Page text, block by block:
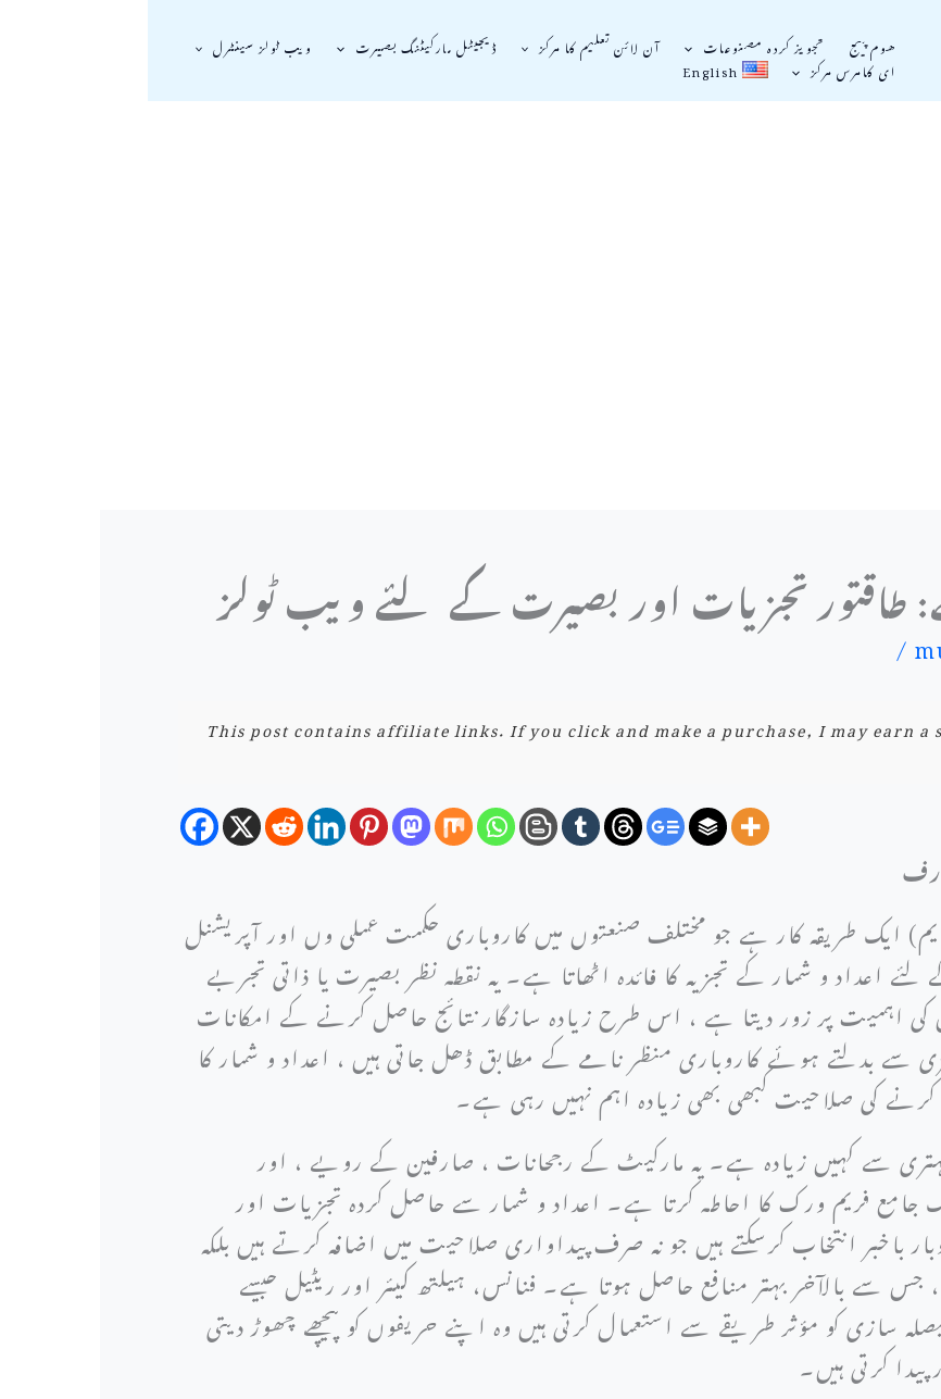
ھوم پیج تجویز کردہ مصنوعات آن لائن تعلیم کا مرکز ڈیجیٹل مارکیٹنگ بصیرت ویب ٹولز سینٹرل
ای کامرس مرکز English
طاقتور تجزیات اور بصیرت کے لئے ویب ٹولز
/
This post contains affiliate links. If you click and make a purchase, I may earn a
ایک طریقہ کار ہے جو مختلف صنعتوں میں کاروباری حکمت عملی وں اور آپریشنل
اعداد و شمار کے تجزیہ کا فائدہ اٹھاتا ہے۔ یہ نقطہ نظر بصیرت یا ذاتی تجربے
کی اہمیت پر زور دیتا ہے ، اس طرح زیادہ سازگار نتائج حاصل کرنے کے امکانات
سے بدلتے ہوئے کاروباری منظر نامے کے مطابق ڈھل جاتی ہیں ، اعداد و شمار کا
کی صلاحیت کبھی بھی زیادہ اہم نہیں رہی ہے۔
سے کہیں زیادہ ہے۔ یہ مارکیٹ کے رجحانات ، صارفین کے رویے ، اور
جامع فریم ورک کا احاطہ کرتا ہے۔ اعداد و شمار سے حاصل کردہ تجزیات اور
باخبر انتخاب کرسکتے ہیں جو نہ صرف پیداواری صلاحیت میں اضافہ کرتے ہیں بلکہ
جس سے بالآخر بہتر منافع حاصل ہوتا ہے۔ فنانس، ہیلتھ کیئر اور ریٹیل جیسے
سازی کو مؤثر طریقے سے استعمال کرتی ہیں وہ اپنے حریفوں کو پیچھے چھوڑ دیتی
کرتی ہیں۔